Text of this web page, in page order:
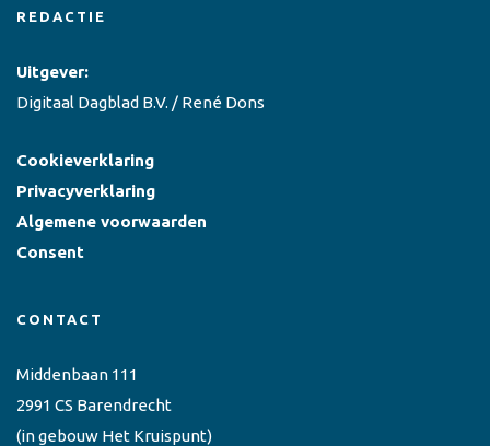
REDACTIE
Uitgever:
Digitaal Dagblad B.V. / René Dons
Cookieverklaring
Privacyverklaring
Algemene voorwaarden
Consent
CONTACT
Middenbaan 111
2991 CS Barendrecht
(in gebouw Het Kruispunt)